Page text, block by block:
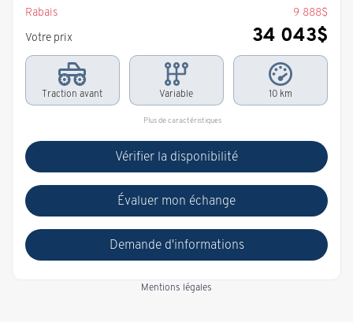
Rabais
9 888$
Votre prix
34 043$
Traction avant Variable 10 km
Plus de caractéristiques
Vérifier la disponibilité
Évaluer mon échange
Demande d'informations
Mentions légales